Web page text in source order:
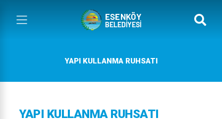
YAPI KULLANMA RUHSATI
YAPI KULLANMA RUHSATI